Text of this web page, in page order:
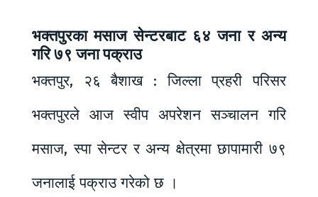
भक्तपुरका मसाज सेन्टरबाट ६४ जना र अन्य
गरि ७९ जना पक्राउ
भक्तपुर, २६ बैशाख : जिल्ला प्रहरी परिसर
भक्तपुरले आज स्वीप अपरेशन सञ्चालन गरि
मसाज, स्पा सेन्टर र अन्य क्षेत्रमा छापामारी ७९
जनालाई पक्राउ गरेको छ ।